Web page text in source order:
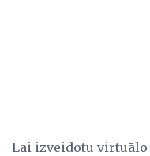
Lai izveidotu